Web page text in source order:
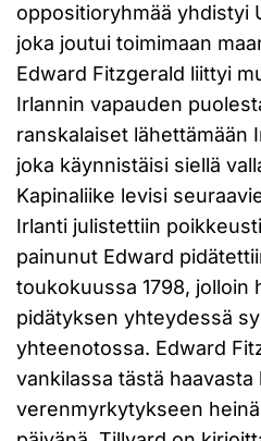
oppositioryhmää yhdistyi
joka joutui toimimaan
Edward Fitzgerald liittyi
Irlannin vapauden
ranskalaiset lähettämään
joka käynnistäisi siellä
Kapinaliike levisi
Irlanti julistettiin
painunut Edward
toukokuussa 1798, jolloin
pidätyksen yhteydessä
yhteenotossa. Edward
vankilassa tästä
verenmyrkytykseen